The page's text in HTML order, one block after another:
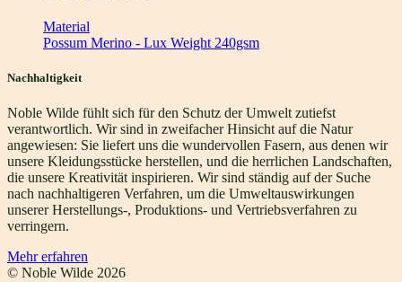
Material
Possum Merino - Lux Weight 240gsm
Nachhaltigkeit
Noble Wilde fühlt sich für den Schutz der Umwelt zutiefst
verantwortlich. Wir sind in zweifacher Hinsicht auf die Natur
angewiesen: Sie liefert uns die wundervollen Fasern, aus denen wir
unsere Kleidungsstücke herstellen, und die herrlichen Landschaften,
die unsere Kreativität inspirieren. Wir sind ständig auf der Suche
nach nachhaltigeren Verfahren, um die Umweltauswirkungen
unserer Herstellungs-, Produktions- und Vertriebsverfahren zu
verringern.
Mehr erfahren
© Noble Wilde 2026